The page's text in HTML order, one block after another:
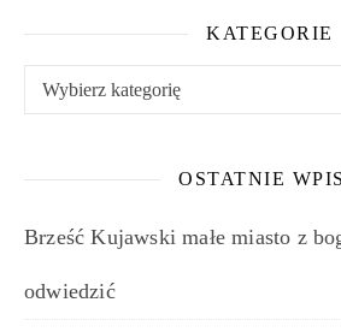
KATEGORIE
OSTATNIE
Brześć Kujawski małe miasto z
odwiedzić